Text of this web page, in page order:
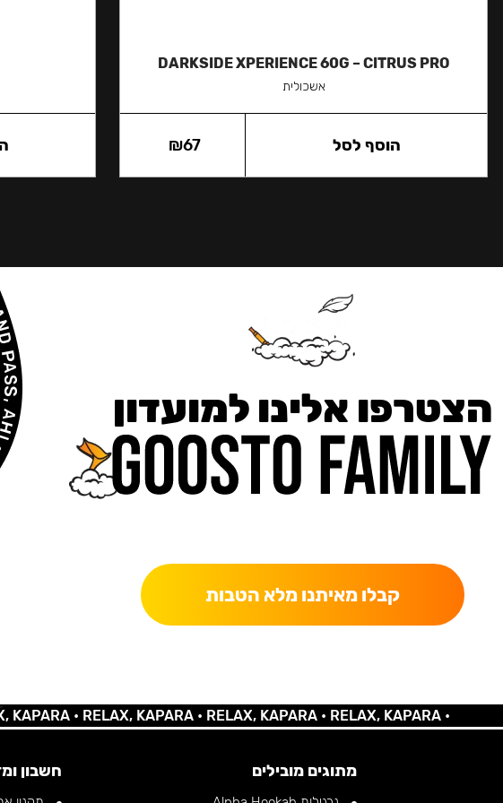
DARKSIDE XPERIENCE 60G – CITRUS PRO
אשכולית
₪67 הוסף לסל
הצטרפו אלינו למועדון
קבלו מאיתנו מלא הטבות
•RELAX, KAPARA •RELAX, KAPARA •RELAX, KAPARA •
מתוגים מובילים חשבון